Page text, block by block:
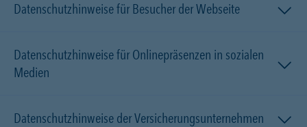
Datenschutzhinweise für Besucher der Webseite
Datenschutzhinweise für Onlinepräsenzen in sozialen
Medien
Datenschutzhinweise der Versicherungsunternehmen